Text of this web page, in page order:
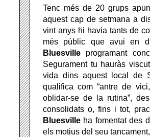
Tenc més de 20 grups
aquest cap de setmana a
vint anys hi havia tants de
més públic que avui en
Bluesville programant
Segurament tu hauràs
vida dins aquest local de
qualifica com “antre de
oblidar-se de la rutina”,
consolidats o, fins i tot,
Bluesville ha fomentat des
els motius del seu